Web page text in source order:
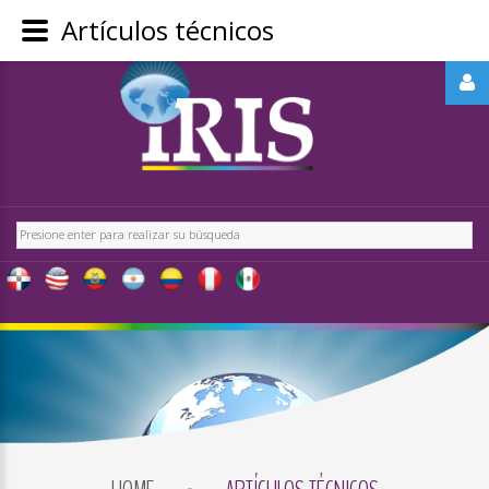
Buscar
REGÍSTRATE
OBTÉN
EXCLUSIVO
PARA
USUARIOS
IRIS
Artículos técnicos